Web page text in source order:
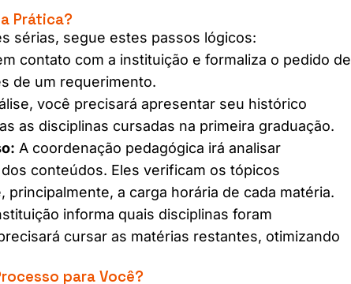
Prática?
sérias, segue estes passos lógicos:
contato com a instituição e formaliza o pedido de
de um requerimento.
você precisará apresentar seu histórico
as disciplinas cursadas na primeira graduação.
A coordenação pedagógica irá analisar
conteúdos. Eles verificam os tópicos
principalmente, a carga horária de cada matéria.
informa quais disciplinas foram
cursar as matérias restantes, otimizando
para Você?